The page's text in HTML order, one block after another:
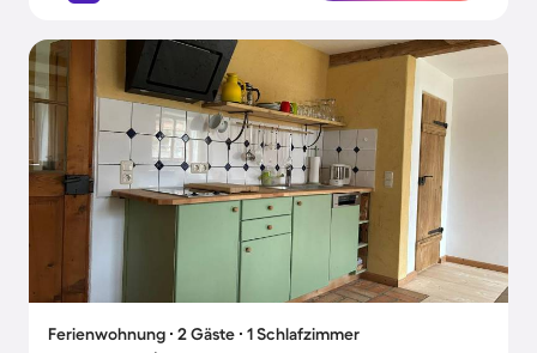
Ferienwohnung ∙ 2 Gäste ∙ 1 Schlafzimmer